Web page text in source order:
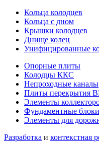
Кольца колодцев
Кольца с дном
Крышки колодцев
Днище колец
Унифицированные
Опорные плиты
Колодцы ККС
Непроходные каналы
Плиты перекрытия
Элементы
Фундаментные
Элементы для
Разработка и контекстная